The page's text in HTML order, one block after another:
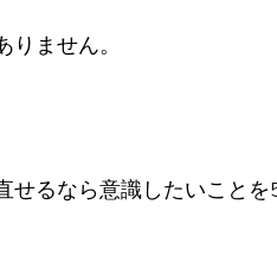
ません。
るなら意識したいことを